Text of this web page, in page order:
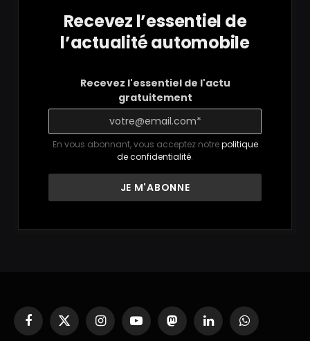
Recevez l’essentiel de
l’actualité automobile
Recevez l'essentiel de l'actu
gratuitement
En vous abonnant, vous acceptez notrepolitique
de confidentialité.
Facebook
X
InstagramYouTubeMastodonLinkedInWhatsApp